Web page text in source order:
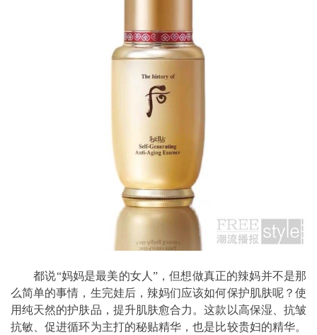
都说“妈妈是最美的女人”，但想做真正的辣妈并不是那
么简单的事情，生完娃后，辣妈们应该如何保护肌肤呢？使
用纯天然的护肤品，提升肌肤愈合力。这款以高保湿、抗皱
抗敏、促进循环为主打的秘贴精华，也是比较贵妇的精华。